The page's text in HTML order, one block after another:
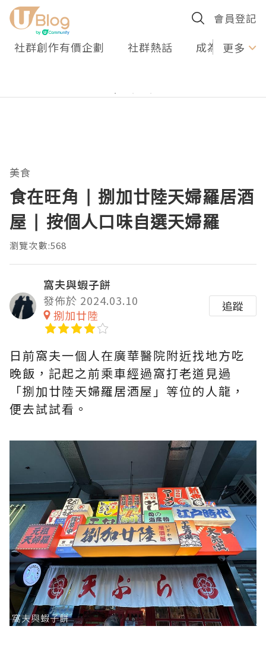
會員登記
社群創作有價企劃 社群熱話 成為U更多
美食
食在旺角 | 捌加廿陸天婦羅居酒
屋 | 按個人口味自選天婦羅
瀏覽次數:568
窩夫與蝦子餅
發佈於 2024.03.10
捌加廿陸
追蹤
日前窩夫一個人在廣華醫院附近找地方吃
晚飯，記起之前乘車經過窩打老道見過
「捌加廿陸天婦羅居酒屋」等位的人龍，
便去試試看。